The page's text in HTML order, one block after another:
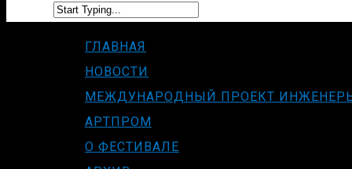
ГЛАВНАЯ
НОВОСТИ
МЕЖДУНАРОДНЫЙ ПРОЕКТ
АРТПРОМ
О ФЕСТИВАЛЕ